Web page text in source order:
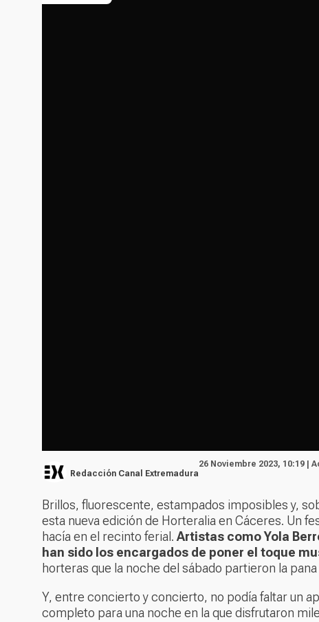
Redacción Canal Extremadura
26 Noviembre 2023, 10:19 |
Brillos, fluorescente, estampados imposibles y,
esta nueva edición de Horteralia en Cáceres. Un
hacía en el recinto ferial. Artistas como Yola
han sido los encargados de poner el toque
horteras que la noche del sábado partieron la
Y, entre concierto y concierto, no podía faltar un
completo para una noche en la que disfrutaron